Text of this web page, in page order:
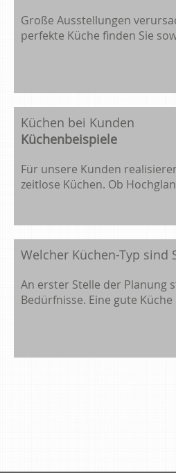
Große Ausstellungen
perfekte Küche finden Sie
Küchen bei Kunden
Küchenbeispiele
Für unsere Kunden
zeitlose Küchen. Ob
Welcher Küchen-Typ sind
An erster Stelle der Planung
Bedürfnisse. Eine gute